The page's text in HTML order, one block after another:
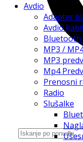
Avdio
Adapter
Avdio kabli
Bluetooth
MP3 /
MP3
Mp4
Prenosni
Radio
Slušalke